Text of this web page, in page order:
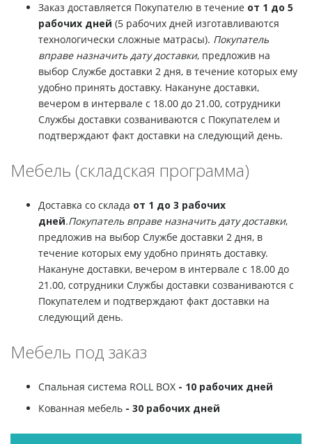
Заказ доставляется Покупателю в течение от 1 до 5
рабочих дней (5 рабочих дней изготавливаются
технологически сложные матрасы). Покупатель
вправе назначить дату доставки, предложив на
выбор Службе доставки 2 дня, в течение которых ему
удобно принять доставку. Накануне доставки,
вечером в интервале с 18.00 до 21.00, сотрудники
Службы доставки созваниваются с Покупателем и
подтверждают факт доставки на следующий день.
Мебель (складская программа)
Доставка со склада от 1 до 3 рабочих
дней.Покупатель вправе назначить дату доставки,
предложив на выбор Службе доставки 2 дня, в
течение которых ему удобно принять доставку.
Накануне доставки, вечером в интервале с 18.00 до
21.00, сотрудники Службы доставки созваниваются с
Покупателем и подтверждают факт доставки на
следующий день.
Мебель под заказ
Спальная система ROLL BOX - 10 рабочих дней
Кованная мебель - 30 рабочих дней